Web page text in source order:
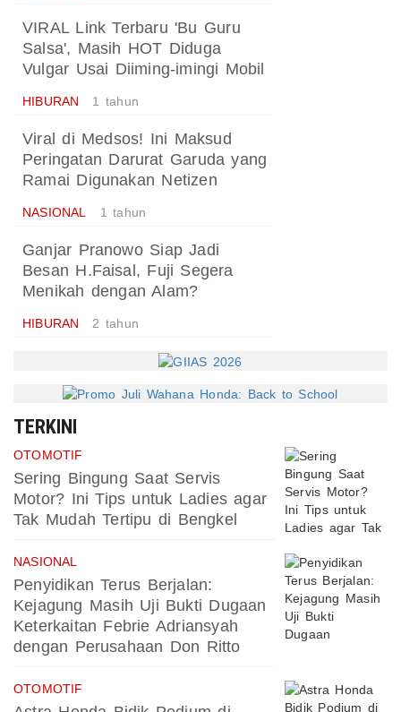
VIRAL Link Terbaru 'Bu Guru
Salsa', Masih HOT Diduga
Vulgar Usai Diiming-imingi Mobil
HIBURAN 1 tahun
Viral di Medsos! Ini Maksud
Peringatan Darurat Garuda yang
Ramai Digunakan Netizen
NASIONAL 1 tahun
Ganjar Pranowo Siap Jadi
Besan H.Faisal, Fuji Segera
Menikah dengan Alam?
HIBURAN 2 tahun
TERKINI
OTOMOTIF
Sering Bingung Saat Servis
Motor? Ini Tips untuk Ladies agar
Tak Mudah Tertipu di Bengkel
NASIONAL
Penyidikan Terus Berjalan:
Kejagung Masih Uji Bukti Dugaan
Keterkaitan Febrie Adriansyah
dengan Perusahaan Don Ritto
OTOMOTIF